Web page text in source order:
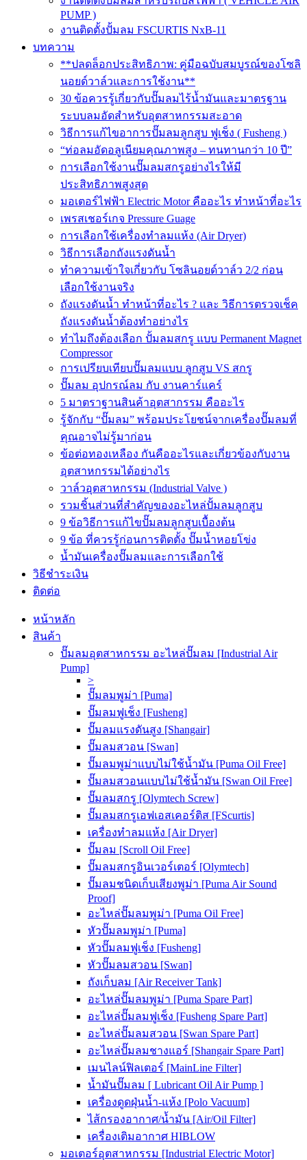
PUMP )
งานติดตั้งปั้มลม FSCURTIS NxB-11
บทความ
**ปลดล็อกประสิทธิภาพ: คู่มือฉบับสมบูรณ์ของโซลิ
นอยด์วาล์วและการใช้งาน**
30 ข้อควรรู้เกี่ยวกับปั๊มลมไร้น้ำมันและมาตรฐาน
ระบบลมอัดสำหรับอุตสาหกรรมสะอาด
วิธีการแก้ไขอาการปั๊มลมลูกสูบ ฟูเช็ง ( Fusheng )
“ท่อลมอัดอลูเนียมคุณภาพสูง – ทนทานกว่า 10 ปี”
การเลือกใช้งานปั๊มลมสกรูอย่างไรให้มี
ประสิทธิภาพสูงสุด
มอเตอร์ไฟฟ้า Electric Motor คืออะไร ทำหน้าที่อะไร
เพรสเชอร์เกจ Pressure Guage
การเลือกใช้เครื่องทำลมแห้ง (Air Dryer)
วิธีการเลือกถังแรงดันน้ำ
ทำความเข้าใจเกี่ยวกับ โซลินอยด์วาล์ว 2/2 ก่อน
เลือกใช้งานจริง
ถังแรงดันน้ำ ทำหน้าที่อะไร ? และ วิธีการตรวจเช็ค
ถังแรงดันน้ำต้องทำอย่างไร
ทำไมถึงต้องเลือก ปั้มลมสกรู แบบ Permanent Magnet
Compressor
การเปรียบเทียบปั๊มลมแบบ ลูกสูบ VS สกรู
ปั๊มลม อุปกรณ์ลม กับ งานคาร์แคร์
5 มาตราฐานสินค้าอุตสากรรม คืออะไร
รู้จักกับ “ปั๊มลม” พร้อมประโยชน์จากเครื่องปั๊มลมที่
คุณอาจไม่รู้มาก่อน
ข้อต่อทองเหลือง กันคืออะไรและเกี่ยวข้องกับงาน
อุตสาหกรรมได้อย่างไร
วาล์วอุตสาหกรรม (Industrial Valve )
รวมชิ้นส่วนที่สำคัญของอะไหล่ปั้มลมลูกสูบ
9 ข้อวิธีการแก้ไขปั๊มลมลูกสูบเบื้องต้น
9 ข้อ ที่ควรรู้ก่อนการติดตั้ง ปั๊มน้ำหอยโข่ง
น้ำมันเครื่องปั๊มลมและการเลือกใช้
วิธีชำระเงิน
ติดต่อ
หน้าหลัก
สินค้า
ปั๊มลมอุตสาหกรรม อะไหล่ปั๊มลม [Industrial Air
Pump]
>
ปั๊มลมพูม่า [Puma]
ปั๊มลมฟูเช็ง [Fusheng]
ปั๊มลมแรงดันสูง [Shangair]
ปั๊มลมสวอน [Swan]
ปั๊มลมพูม่าแบบไม่ใช้น้ำมัน [Puma Oil Free]
ปั๊มลมสวอนแบบไม่ใช้น้ำมัน [Swan Oil Free]
ปั๊มลมสกรู [Olymtech Screw]
ปั๊มลมสกรูเอฟเอสเคอร์ติส [FScurtis]
เครื่องทำลมแห้ง [Air Dryer]
ปั๊มลม [Scroll Oil Free]
ปั๊มลมสกรูอินเวอร์เตอร์ [Olymtech]
ปั๊มลมชนิดเก็บเสียงพูม่า [Puma Air Sound
Proof]
อะไหล่ปั๊มลมพูม่า [Puma Oil Free]
หัวปั๊มลมพูม่า [Puma]
หัวปั๊มลมฟูเช็ง [Fusheng]
หัวปั๊มลมสวอน [Swan]
ถังเก็บลม [Air Receiver Tank]
อะไหล่ปั๊มลมพูม่า [Puma Spare Part]
อะไหล่ปั๊มลมฟูเช็ง [Fusheng Spare Part]
อะไหล่ปั๊มลมสวอน [Swan Spare Part]
อะไหล่ปั๊มลมชางแอร์ [Shangair Spare Part]
เมนไลน์ฟิลเตอร์ [MainLine Filter]
น้ำมันปั๊มลม [ Lubricant Oil Air Pump ]
เครื่องดูดฝุ่นน้ำ-แห้ง [Polo Vacuum]
ไส้กรองอากาศ/น้ำมัน [Air/Oil Filter]
เครื่องเติมอากาศ HIBLOW
มอเตอร์อุตสาหกรรม [Industrial Electric Motor]